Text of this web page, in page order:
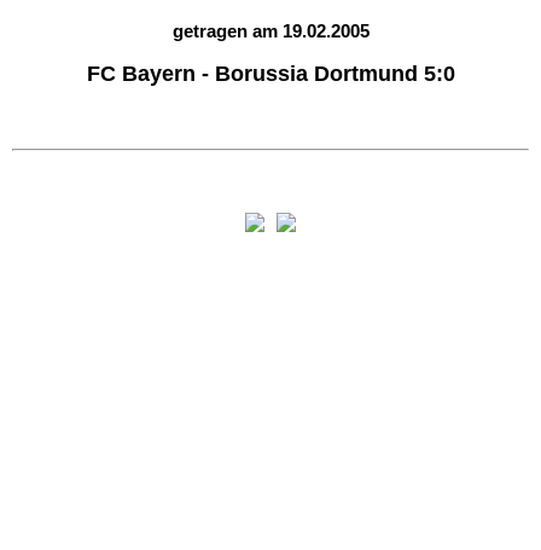
getragen am 19.02.2005
FC Bayern - Borussia Dortmund 5:0